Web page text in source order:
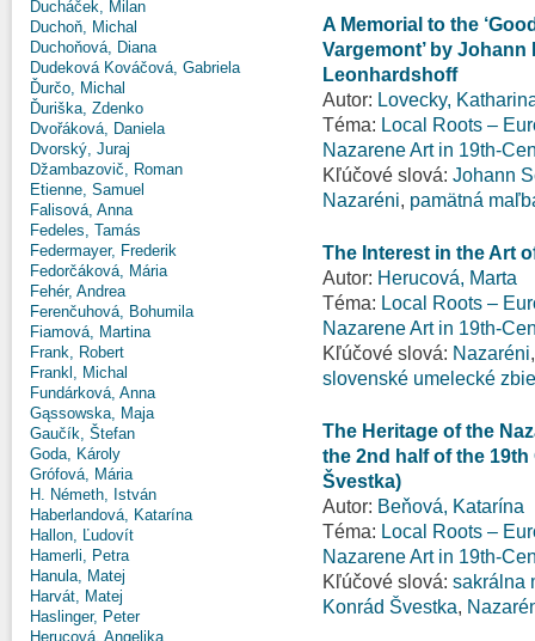
Ducháček, Milan
Duchoň, Michal
Duchoňová, Diana
Dudeková Kováčová, Gabriela
Ďurčo, Michal
Ďuriška, Zdenko
Dvořáková, Daniela
Dvorský, Juraj
Džambazovič, Roman
Etienne, Samuel
Falisová, Anna
Fedeles, Tamás
Federmayer, Frederik
Fedorčáková, Mária
Fehér, Andrea
Ferenčuhová, Bohumila
Fiamová, Martina
Frank, Robert
Frankl, Michal
Fundárková, Anna
Gąssowska, Maja
Gaučík, Štefan
Goda, Károly
Grófová, Mária
H. Németh, István
Haberlandová, Katarína
Hallon, Ľudovít
Hamerli, Petra
Hanula, Matej
Harvát, Matej
Haslinger, Peter
Herucová, Angelika
A Memorial to the
Vargemont’ by
Leonhardshoff
Autor: Lovecky,
Téma: Local Roots –
Nazarene Art in 19th-
Kľúčové slová: Johann
Nazaréni, pamätná
The Interest in the Art
Autor: Herucová, Marta
Téma: Local Roots –
Nazarene Art in 19th-
Kľúčové slová: Nazaréni
slovenské umelecké
The Heritage of the
the 2nd half of the
Švestka)
Autor: Beňová, Katarína
Téma: Local Roots –
Nazarene Art in 19th-
Kľúčové slová: sakrálna
Konrád Švestka,